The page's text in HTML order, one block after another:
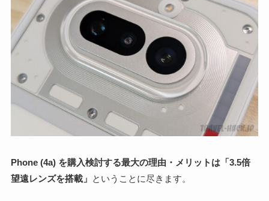
Phone (4a) を購入検討する最大の理由・メリットは「3.5倍
望遠レンズを搭載」 ということに尽きます。